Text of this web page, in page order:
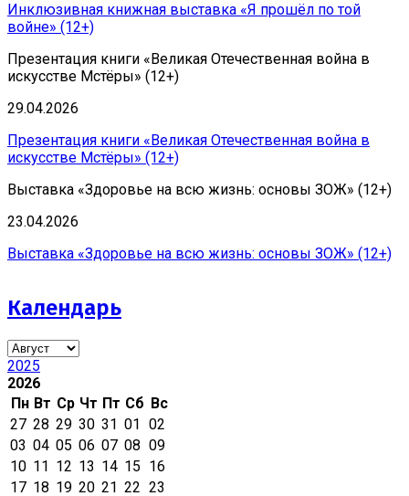
Инклюзивная книжная выставка «Я прошёл по той
войне» (12+)
Презентация книги «Великая Отечественная война в
искусстве Мстёры» (12+)
29.04.2026
Презентация книги «Великая Отечественная война в
искусстве Мстёры» (12+)
Выставка «Здоровье на всю жизнь: основы ЗОЖ» (12+)
23.04.2026
Выставка «Здоровье на всю жизнь: основы ЗОЖ» (12+)
Календарь
2025
2026
Пн Вт Ср Чт Пт Сб Вс
27 28 29 30 31 01 02
03 04 05 06 07 08 09
10 11 12 13 14 15 16
17 18 19 20 21 22 23